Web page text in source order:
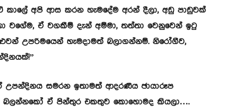
කාලේ අපි ආස කරන හැමදේම අරන් දීලා, අඩු පාඩුවක්
වගේම, ඒ වගකීම් දැන් අම්මා, තත්තා වෙනුවෙන් ඉටු
උපරිමයෙන් හැමදාමත් බලාගන්නම්. නිරෝගීව,
සමරන ඉතාමත් ආදරණීය ඡායාරූප
බලන්නකෝ ඒ පින්තුර එකතුව කොහොමද කියලා….